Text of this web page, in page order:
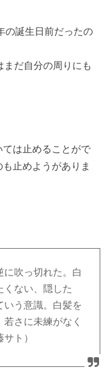
の誕生日前だったの
だ自分の周りにも
は止めることがで
止めようがありま
に吹っ切れた。白
くない、隠した
いう意識。白髪を
さに未練がなく
ト）